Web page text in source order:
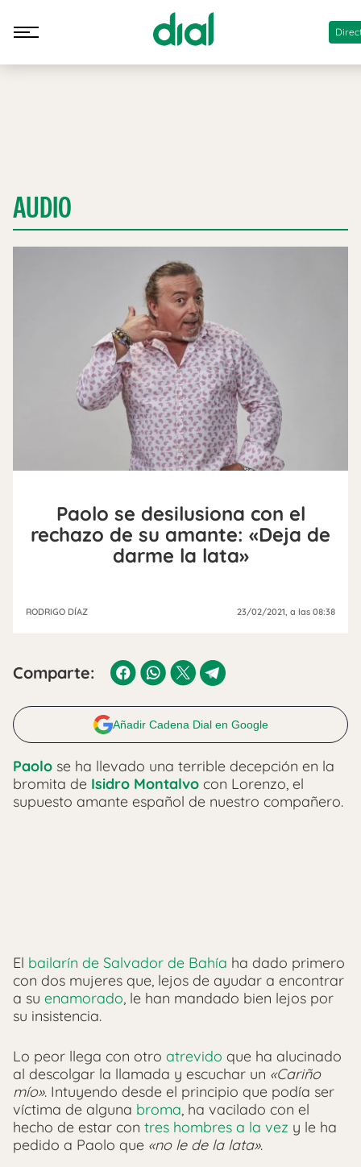
AUDIO
Paolo se desilusiona con el
rechazo de su amante: «Deja de
darme la lata»
RODRIGO DÍAZ 23/02/2021 , a las 08:38
Comparte:
Añadir Cadena Dial en Google
Paolo se ha llevado una terrible decepción en la
bromita de Isidro Montalvo con Lorenzo, el
supuesto amante español de nuestro compañero.
El bailarín de Salvador de Bahía ha dado primero
con dos mujeres que, lejos de ayudar a encontrar
a su enamorado, le han mandado bien lejos por
su insistencia.
Lo peor llega con otro atrevido que ha alucinado
al descolgar la llamada y escuchar un «Cariño
mío». Intuyendo desde el principio que podía ser
víctima de alguna broma, ha vacilado con el
hecho de estar con tres hombres a la vez y le ha
pedido a Paolo que «no le de la lata».